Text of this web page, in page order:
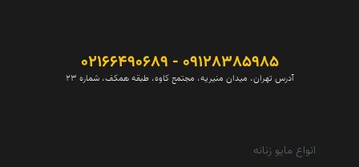
09128385985 - 02166490689
آدرس تهران، میدان منیریه، مجتمع کاوه، طبقه همکف، شماره 23
انواع مایو زنانه